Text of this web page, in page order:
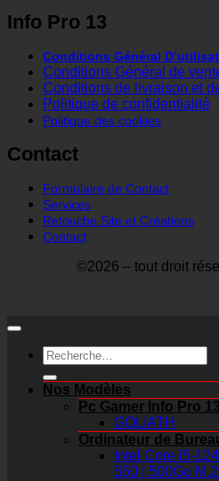
Info Pro 13
Conditions Général
Conditions Général de
Conditions de livraison et
Politique de confidentialité
Politique des cookies
Contact
Formulaire de Contact
Services
Retouche Site et Créations
Contact
©2026 – tout droit
Recherche
pour :
Nos Modèles
Pc Gamer Info Pro 13
GOLIATH
Ordinateur de
Intel Core i5-
550 | 500Go